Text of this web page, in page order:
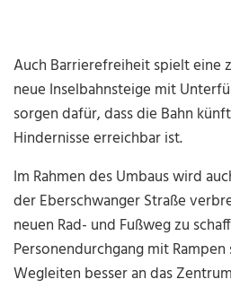
Auch Barrierefreiheit spielt eine
neue Inselbahnsteige mit
sorgen dafür, dass die Bahn
Hindernisse erreichbar ist.
Im Rahmen des Umbaus wird
der Eberschwanger Straße
neuen Rad- und Fußweg zu
Personendurchgang mit
Wegleiten besser an das